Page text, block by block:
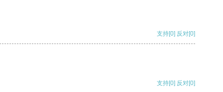
支持[0] 反对[0]
支持[0] 反对[0]